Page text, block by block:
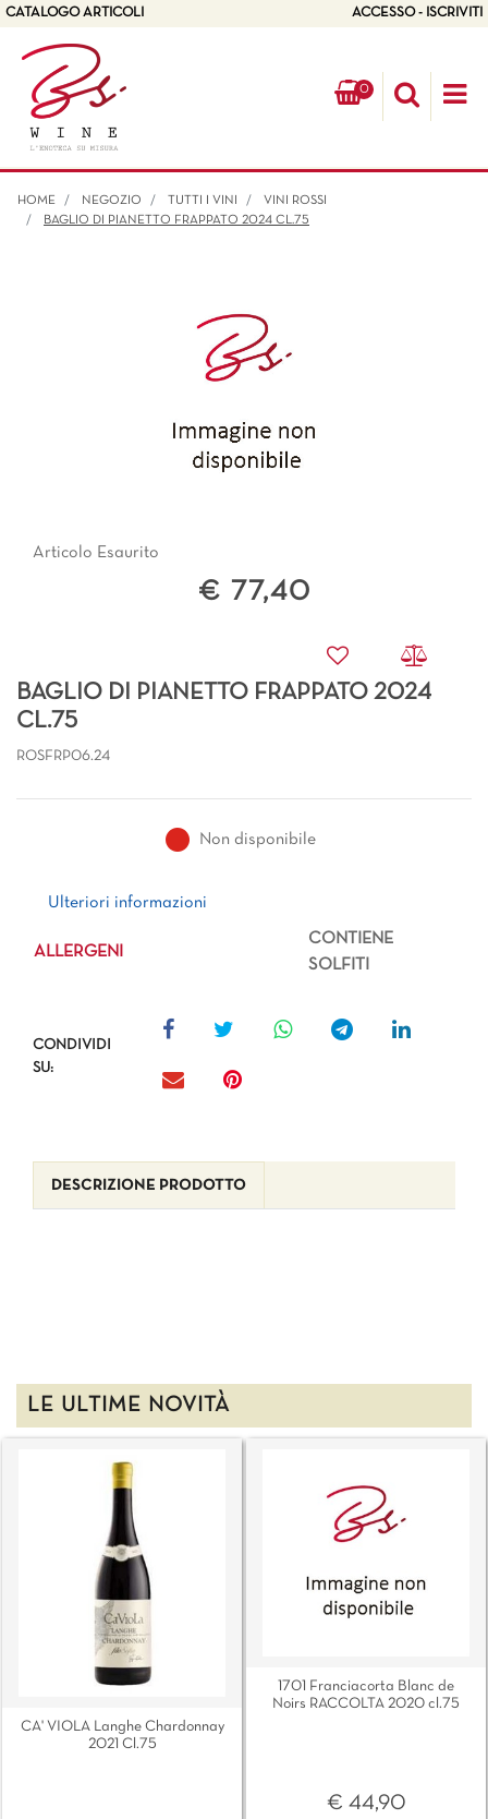
CATALOGO ARTICOLI ACCESSO - ISCRIVITI
0
HOME NEGOZIO TUTTI I VINI
VINI ROSSI
BAGLIO DI PIANETTO FRAPPATO 2024 CL.75
Articolo Esaurito
€ 77,40
BAGLIO DI PIANETTO FRAPPATO 2024
CL.75
ROSFRP06.24
Non disponibile
Ulteriori informazioni
Ulteriori informazioni
ALLERGENI
CONTIENE
SOLFITI
CONDIVIDI
SU:
DESCRIZIONE PRODOTTO
LE ULTIME NOVITÀ
CA' VIOLA Langhe Chardonnay
2021 Cl.75
1701 Franciacorta Blanc de
Noirs RACCOLTA 2020 cl.75
€ 44,90